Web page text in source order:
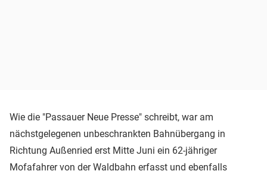
Wie die "Passauer Neue Presse" schreibt, war am
nächstgelegenen unbeschrankten Bahnübergang in
Richtung Außenried erst Mitte Juni ein 62-jähriger
Mofafahrer von der Waldbahn erfasst und ebenfalls